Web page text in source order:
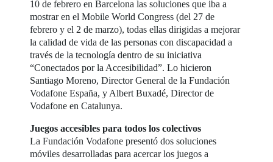
10 de febrero en Barcelona las soluciones que iba a
mostrar en el Mobile World Congress (del 27 de
febrero y el 2 de marzo), todas ellas dirigidas a mejorar
la calidad de vida de las personas con discapacidad a
través de la tecnología dentro de su iniciativa
“Conectados por la Accesibilidad”. Lo hicieron
Santiago Moreno, Director General de la Fundación
Vodafone España, y Albert Buxadé, Director de
Vodafone en Catalunya.
Juegos accesibles para todos los colectivos
La Fundación Vodafone presentó dos soluciones
móviles desarrolladas para acercar los juegos a